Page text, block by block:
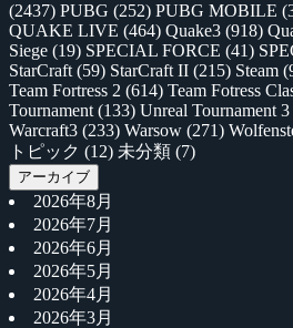
(2437) PUBG (252) PUBG MOBILE
QUAKE LIVE (464) Quake3 (918)
Siege (19) SPECIAL FORCE (41)
StarCraft (59) StarCraft II (215) Steam
Team Fortress 2 (614) Team Fotress
Tournament (133) Unreal Tournament 3
Warcraft3 (233) Warsow (271)
トピック (12) 未分類 (7)
アーカイブ
2026年8月
2026年7月
2026年6月
2026年5月
2026年4月
2026年3月